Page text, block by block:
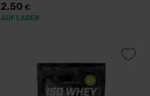
2,50 €
AUF LAGER